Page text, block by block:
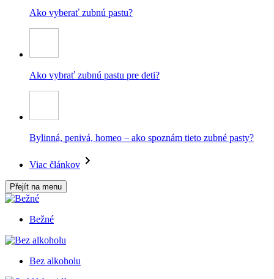
Ako vyberať zubnú pastu?
Ako vybrať zubnú pastu pre deti?
Bylinná, penivá, homeo – ako spoznám tieto zubné pasty?
Viac článkov
Přejít na menu
Bežné
Bez alkoholu